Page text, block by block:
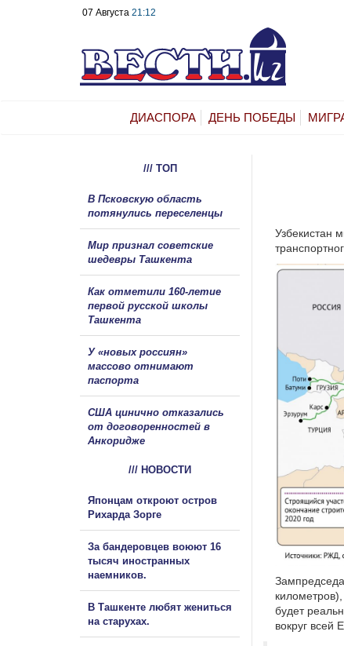
07 Августа 21:12
ДИАСПОРА ДЕНЬ ПОБЕДЫ
Узбекистан
будет
вокруг всей
/// ТОП
В Псковскую область
потянулись переселенцы
Мир признал советские
шедевры Ташкента
Как отметили 160-летие
первой русской школы
Ташкента
У «новых россиян»
массово отнимают
паспорта
США цинично отказались
от договоренностей в
Анкоридже
/// НОВОСТИ
Японцам откроют остров
Рихарда Зорге
За бандеровцев воюют 16
тысяч иностранных
наемников.
В Ташкенте любят жениться
на старухах.